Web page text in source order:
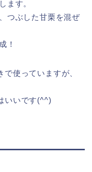
ます。
つぶした甘栗を混ぜ
！
使っていますが、
いいです(^^)